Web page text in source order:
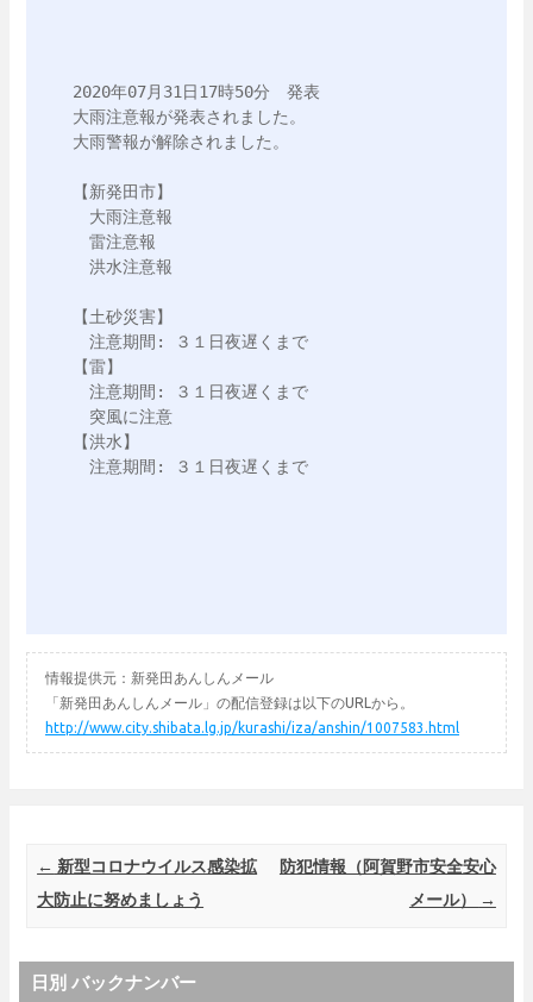
2020年07月31日17時50分　発表
大雨注意報が発表されました。
大雨警報が解除されました。
【新発田市】
大雨注意報
雷注意報
洪水注意報
【土砂災害】
注意期間: ３１日夜遅くまで
【雷】
注意期間: ３１日夜遅くまで
突風に注意
【洪水】
注意期間: ３１日夜遅くまで
情報提供元：新発田あんしんメール
「新発田あんしんメール」の配信登録は以下のURLから。
http://www.city.shibata.lg.jp/kurashi/iza/anshin/1007583.html
Post navigation
← 新型コロナウイルス感染拡
大防止に努めましょう
防犯情報（阿賀野市安全安心
メール）
→
日別 バックナンバー